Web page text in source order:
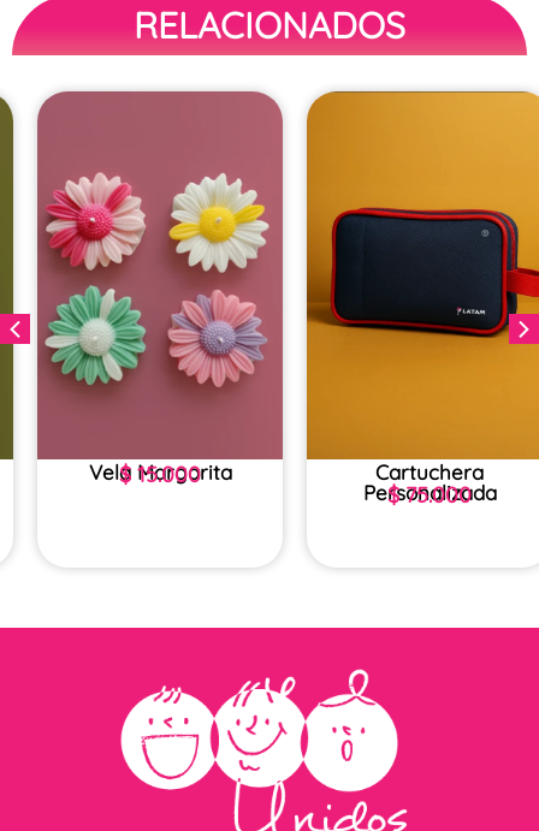
RELACIONADOS
Vela Margarita
$15.000
Cartuchera
Personalizada
$75.000